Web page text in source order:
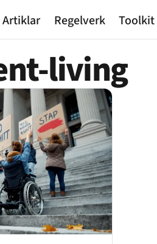
Artiklar Regelverk Toolkit
living